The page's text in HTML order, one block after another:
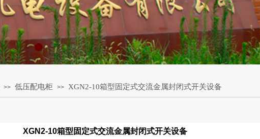
>> 低压配电柜 >> XGN2-10箱型固定式交流金属封闭式开关设备
XGN2-10箱型固定式交流金属封闭式开关设备